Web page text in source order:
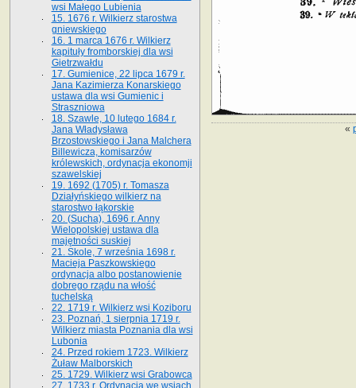
«
wsi Małego Lubienia
15. 1676 r. Wilkierz starostwa
gniewskiego
16. 1 marca 1676 r. Wilkierz
kapituły fromborskiej dla wsi
Gietrzwałdu
17. Gumienice, 22 lipca 1679 r.
Jana Kazimierza Konarskiego
ustawa dla wsi Gumienic i
Straszniowa
18. Szawle, 10 lutego 1684 r.
Jana Władysława
Brzostowskiego i Jana Malchera
Billewicza, komisarzów
królewskich, ordynacja ekonomji
szawelskiej
19. 1692 (1705) r. Tomasza
Działyńskiego wilkierz na
starostwo łąkorskie
20. (Sucha), 1696 r. Anny
Wielopolskiej ustawa dla
majętności suskiej
21. Skole, 7 września 1698 r.
Macieja Paszkowskiego
ordynacja albo postanowienie
dobrego rządu na włość
tuchelską
22. 1719 r. Wilkierz wsi Koziboru
23. Poznań, 1 sierpnia 1719 r.
Wilkierz miasta Poznania dla wsi
Lubonia
24. Przed rokiem 1723. Wilkierz
Żuław Malborskich
25. 1729. Wilkierz wsi Grabowca
27. 1733 r. Ordynacja we wsiach